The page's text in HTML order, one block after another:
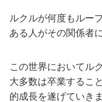
ルクルが何度もルー
ある人がその関係者
この世界においてル
大多数は卒業するこ
的成長を遂げていき